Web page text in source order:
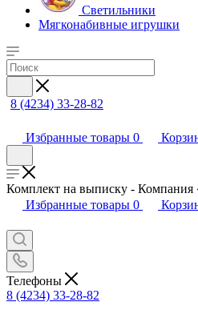
Светильники
Мягконабивные игрушки
8 (4234) 33-28-82
Избранные товары 0
Комплект на выписку - Компания
Избранные товары 0
Телефоны
8 (4234) 33-28-82